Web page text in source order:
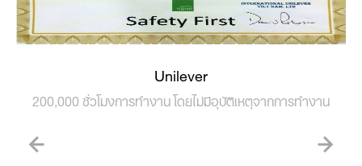
Unilever
200,000 ชั่วโมงการทำงาน โดยไม่มีอุบัติเหตุจากการทำงาน